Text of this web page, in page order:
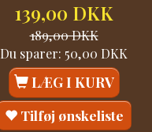
139,00 DKK
189,00 DKK
Du sparer: 50,00 DKK
LÆG I KURV
Tilføj ønskeliste